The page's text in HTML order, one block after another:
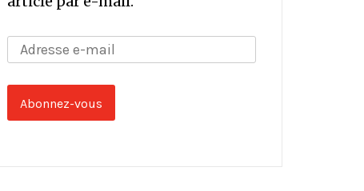
Adresse
mail
Abonnez-vous